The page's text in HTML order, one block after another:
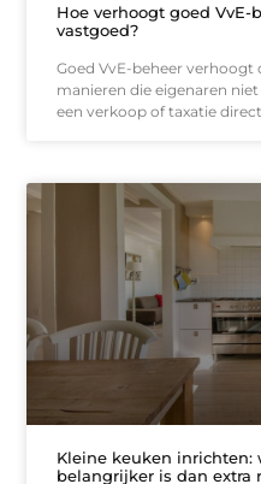
Hoe verhoogt goed VvE-
vastgoed?
Goed VvE-beheer
manieren die eigenaren
een verkoop of taxatie
Kleine keuken
belangrijker is dan extra